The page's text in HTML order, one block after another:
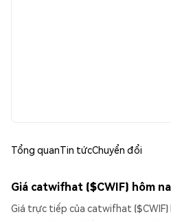
Tổng quanTin tứcChuyển đổi
Giá catwifhat ($CWIF) hôm
Giá trực tiếp của catwifhat ($CWIF)